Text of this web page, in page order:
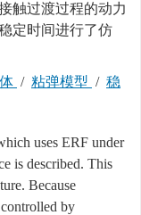
触过渡过程的动力
定时间进行了仿
/ 粘弹模型 / 稳
uses ERF under
is described. This
Because
by